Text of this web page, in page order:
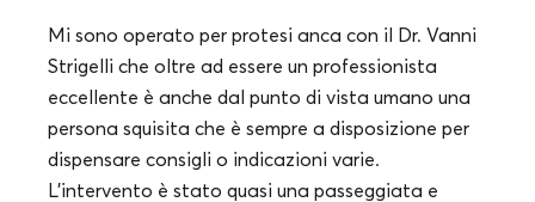
Mi sono operato per protesi anca con il Dr. Vanni
Strigelli che oltre ad essere un professionista
eccellente è anche dal punto di vista umano una
persona squisita che è sempre a disposizione per
dispensare consigli o indicazioni varie.
L'intervento è stato quasi una passeggiata e